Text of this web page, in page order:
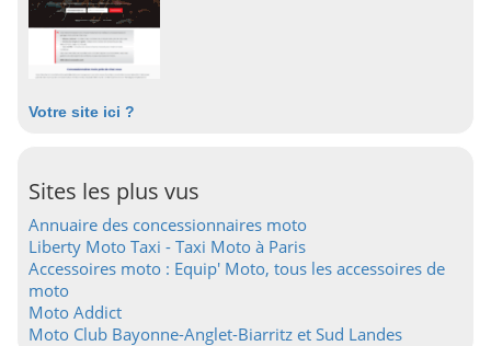
Votre site ici ?
Sites les plus vus
Annuaire des concessionnaires moto
Liberty Moto Taxi - Taxi Moto à Paris
Accessoires moto : Equip' Moto, tous les accessoires de
moto
Moto Addict
Moto Club Bayonne-Anglet-Biarritz et Sud Landes